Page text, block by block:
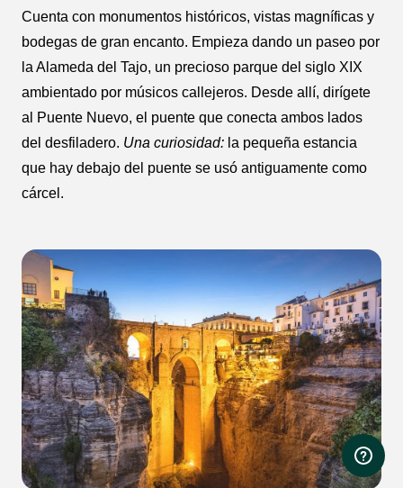
Cuenta con monumentos históricos, vistas magníficas y
bodegas de gran encanto. Empieza dando un paseo por
la Alameda del Tajo, un precioso parque del siglo XIX
ambientado por músicos callejeros. Desde allí, dirígete
al Puente Nuevo, el puente que conecta ambos lados
del desfiladero. Una curiosidad: la pequeña estancia
que hay debajo del puente se usó antiguamente como
cárcel.